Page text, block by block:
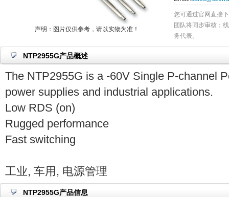
声明：图片仅供参考，请以实物为准！
您可通过官网直接
团队将同步审核；
务代表。
NTP2955G产品概述
The NTP2955G is a -60V Single P-channel
power supplies and industrial applications.
Low RDS (on)
Rugged performance
Fast switching
工业, 车用, 电源管理
NTP2955G产品信息